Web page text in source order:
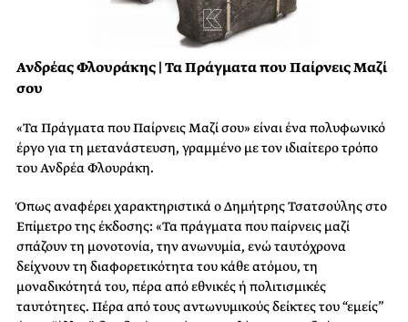
Ανδρέας Φλουράκης | Τα Πράγματα που Παίρνεις Μαζί
σου
«Τα Πράγματα που Παίρνεις Μαζί σου» είναι ένα πολυφωνικό
έργο για τη μετανάστευση, γραμμένο με τον ιδιαίτερο τρόπο
του Ανδρέα Φλουράκη.
Όπως αναφέρει χαρακτηριστικά ο Δημήτρης Τσατσούλης στο
Επίμετρο της έκδοσης: «Τα πράγματα που παίρνεις μαζί
σπάζουν τη μονοτονία, την ανωνυμία, ενώ ταυτόχρονα
δείχνουν τη διαφορετικότητα του κάθε ατόμου, τη
μοναδικότητά του, πέρα από εθνικές ή πολιτισμικές
ταυτότητες. Πέρα από τους αντωνυμικούς δείκτες του “εμείς”